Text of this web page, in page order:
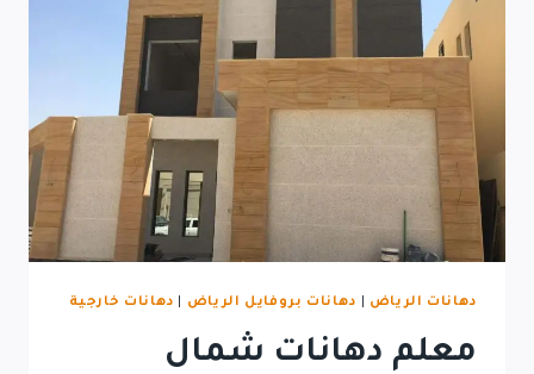
دهانات الرياض دهانات بروفايل الرياض دهانات خارجية
معلم دهانات شمال